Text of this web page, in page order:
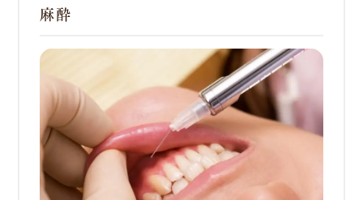
麻酔